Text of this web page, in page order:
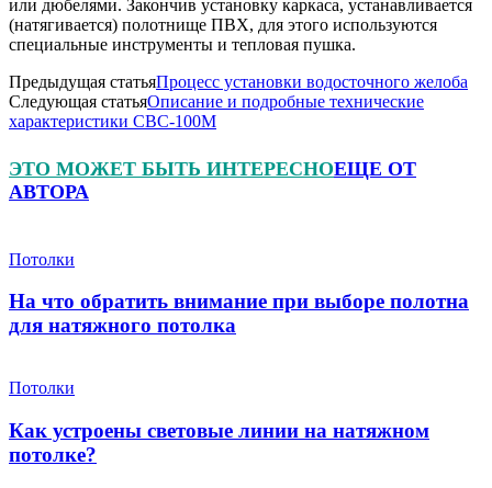
или дюбелями. Закончив установку каркаса, устанавливается
(натягивается) полотнище ПВХ, для этого используются
специальные инструменты и тепловая пушка.
Предыдущая статьяПроцесс установки водосточного желоба
Следующая статьяОписание и подробные технические
характеристики СВС-100М
ЭТО МОЖЕТ БЫТЬ ИНТЕРЕСНОЕЩЕ ОТ
АВТОРА
Потолки
На что обратить внимание при выборе полотна
для натяжного потолка
Потолки
Как устроены световые линии на натяжном
потолке?